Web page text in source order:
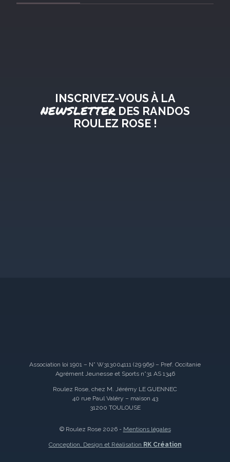
INSCRIVEZ-VOUS À LA
NEWSLETTERDES RANDOS
ROULEZ ROSE !
Association loi 1901 – N° W313004111 (29 965) – Pref. Occitanie
Agrément Jeunesse et Sports n°31 AS 1346
Roulez Rose, chez M. Jérémy LE GUENNEC
40 rue Paul Valéry – maison 43
31200 TOULOUSE
© Roulez Rose 2026 - Mentions légales
Conception, Design et Réalisation RK Création